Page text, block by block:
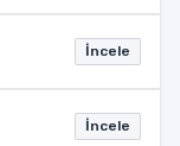
İncele
İncele